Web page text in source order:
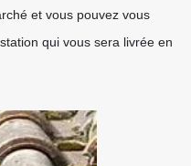
et vous pouvez vous
qui vous sera livrée en